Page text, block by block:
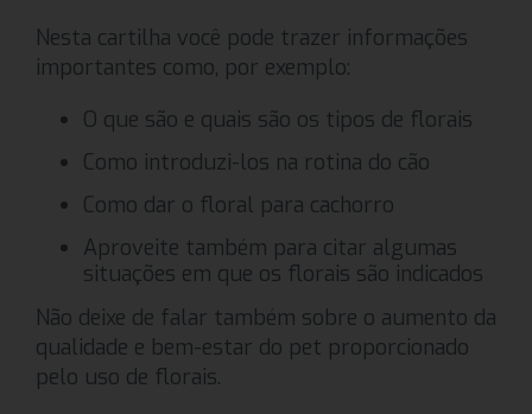
Nesta cartilha você pode trazer informações
importantes como, por exemplo:
O que são e quais são os tipos de florais
Como introduzi-los na rotina do cão
Como dar o floral para cachorro
Aproveite também para citar algumas
situações em que os florais são indicados
Não deixe de falar também sobre o aumento da
qualidade e bem-estar do pet proporcionado
pelo uso de florais.